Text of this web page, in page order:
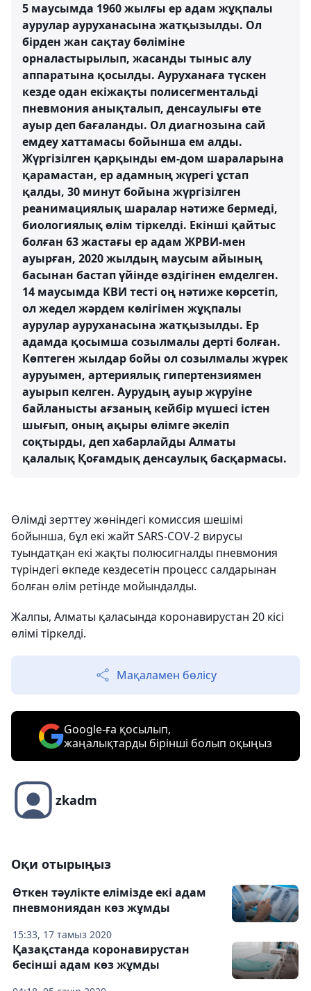
5 маусымда 1960 жылғы ер адам жұқпалы
аурулар ауруханасына жатқызылды. Ол
бірден жан сақтау бөліміне
орналастырылып, жасанды тыныс алу
аппаратына қосылды. Ауруханаға түскен
кезде одан екіжақты полисегментальді
пневмония анықталып, денсаулығы өте
ауыр деп бағаланды. Ол диагнозына сай
емдеу хаттамасы бойынша ем алды.
Жүргізілген қарқынды ем-дом шараларына
қарамастан, ер адамның жүрегі ұстап
қалды, 30 минут бойына жүргізілген
реанимациялық шаралар нәтиже бермеді,
биологиялық өлім тіркелді. Екінші қайтыс
болған 63 жастағы ер адам ЖРВИ-мен
ауырған, 2020 жылдың маусым айының
басынан бастап үйінде өздігінен емделген.
14 маусымда КВИ тесті оң нәтиже көрсетіп,
ол жедел жәрдем көлігімен жұқпалы
аурулар ауруханасына жатқызылды. Ер
адамда қосымша созылмалы дерті болған.
Көптеген жылдар бойы ол созылмалы жүрек
ауруымен, артериялық гипертензиямен
ауырып келген. Аурудың ауыр жүруіне
байланысты ағзаның кейбір мүшесі істен
шығып, оның ақыры өлімге әкеліп
соқтырды, деп хабарлайды Алматы
қалалық Қоғамдық денсаулық басқармасы.
Өлімді зерттеу жөніндегі комиссия шешімі
бойынша, бұл екі жайт SARS-COV-2 вирусы
туындатқан екі жақты полюсигналды пневмония
түріндегі өкпеде кездесетін процесс салдарынан
болған өлім ретінде мойындалды.
Жалпы, Алматы қаласында коронавирустан 20 кісі
өлімі тіркелді.
Мақаламен бөлісу
Google-ға қосылып,
жаңалықтарды бірінші болып оқыңыз
zkadm
Оқи отырыңыз
15:33, 17 тамыз 2020
Өткен тәулікте елімізде екі адам
пневмониядан көз жұмды
Қазақстанда коронавирустан
бесінші адам көз жұмды